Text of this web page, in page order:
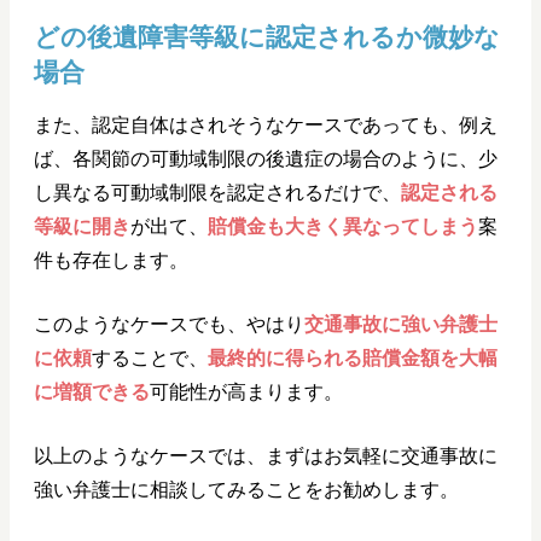
どの後遺障害等級に認定されるか微妙な
場合
また、認定自体はされそうなケースであっても、例え
ば、各関節の可動域制限の後遺症の場合のように、少
し異なる可動域制限を認定されるだけで、 認定される
等級に開きが出て、 賠償金も大きく異なってしまう案
件も存在します。
このようなケースでも、やはり 交通事故に強い弁護士
に依頼することで、 最終的に得られる賠償金額を大幅
に増額できる可能性が高まります。
以上のようなケースでは、まずはお気軽に交通事故に
強い弁護士に相談してみることをお勧めします。